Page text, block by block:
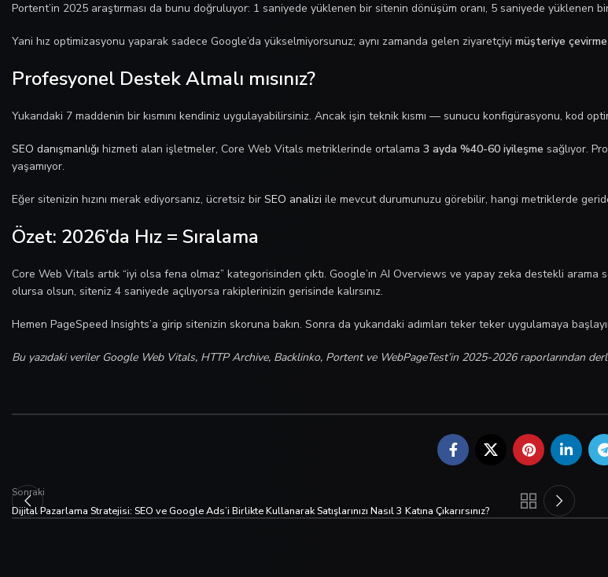
Portent’in 2025 araştırması da bunu doğruluyor: 1 saniyede yüklenen bir sitenin dönüşüm oranı, 5 saniyede yüklenen
Yani hız optimizasyonu yaparak sadece Google’da yükselmiyorsunuz; aynı zamanda gelen ziyaretçiyi müşteriye
Profesyonel Destek Almalı mısınız?
Yukarıdaki 7 maddenin bir kısmını kendiniz uygulayabilirsiniz. Ancak işin teknik kısmı — sunucu konfigürasyonu, kod
SEO danışmanlığı hizmeti alan işletmeler, Core Web Vitals metriklerinde ortalama 3 ayda %40-60 iyileşme sağlıyor.
yaşamıyor.
Eğer sitenizin hızını merak ediyorsanız, ücretsiz bir SEO analizi ile mevcut durumunuzu görebilir, hangi metriklerde geride
Özet: 2026’da Hız = Sıralama
Core Web Vitals artık “iyi olsa fena olmaz” kategorisinden çıktı. Google’ın AI Overviews ve yapay zeka destekli arama
olursa olsun, siteniz 4 saniyede açılıyorsa rakiplerinizin gerisinde kalırsınız.
Hemen PageSpeed Insights’a girip sitenizin skoruna bakın. Sonra da yukarıdaki adımları teker teker uygulamaya
Bu yazıdaki veriler Google Web Vitals, HTTP Archive, Backlinko, Portent ve WebPageTest’in 2025-2026 raporlarından
Sonraki
Dijital Pazarlama Stratejisi: SEO ve Google Ads’i Birlikte Kullanarak Satışlarınızı Nasıl 3 Katına Çıkarırsınız?